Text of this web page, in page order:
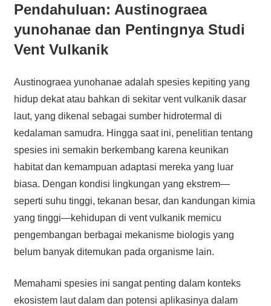
Pendahuluan: Austinograea
yunohanae dan Pentingnya Studi
Vent Vulkanik
Austinograea yunohanae adalah spesies kepiting yang
hidup dekat atau bahkan di sekitar vent vulkanik dasar
laut, yang dikenal sebagai sumber hidrotermal di
kedalaman samudra. Hingga saat ini, penelitian tentang
spesies ini semakin berkembang karena keunikan
habitat dan kemampuan adaptasi mereka yang luar
biasa. Dengan kondisi lingkungan yang ekstrem—
seperti suhu tinggi, tekanan besar, dan kandungan kimia
yang tinggi—kehidupan di vent vulkanik memicu
pengembangan berbagai mekanisme biologis yang
belum banyak ditemukan pada organisme lain.
Memahami spesies ini sangat penting dalam konteks
ekosistem laut dalam dan potensi aplikasinya dalam